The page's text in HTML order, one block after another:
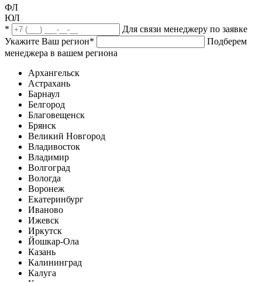
ФЛ
ЮЛ
*
Для связи менеджеру по заявке
Укажите Ваш регион*
Подберем
менеджера в вашем региона
Архангельск
Астрахань
Барнаул
Белгород
Благовещенск
Брянск
Великий Новгород
Владивосток
Владимир
Волгоград
Вологда
Воронеж
Екатеринбург
Иваново
Ижевск
Иркутск
Йошкар-Ола
Казань
Калининград
Калуга